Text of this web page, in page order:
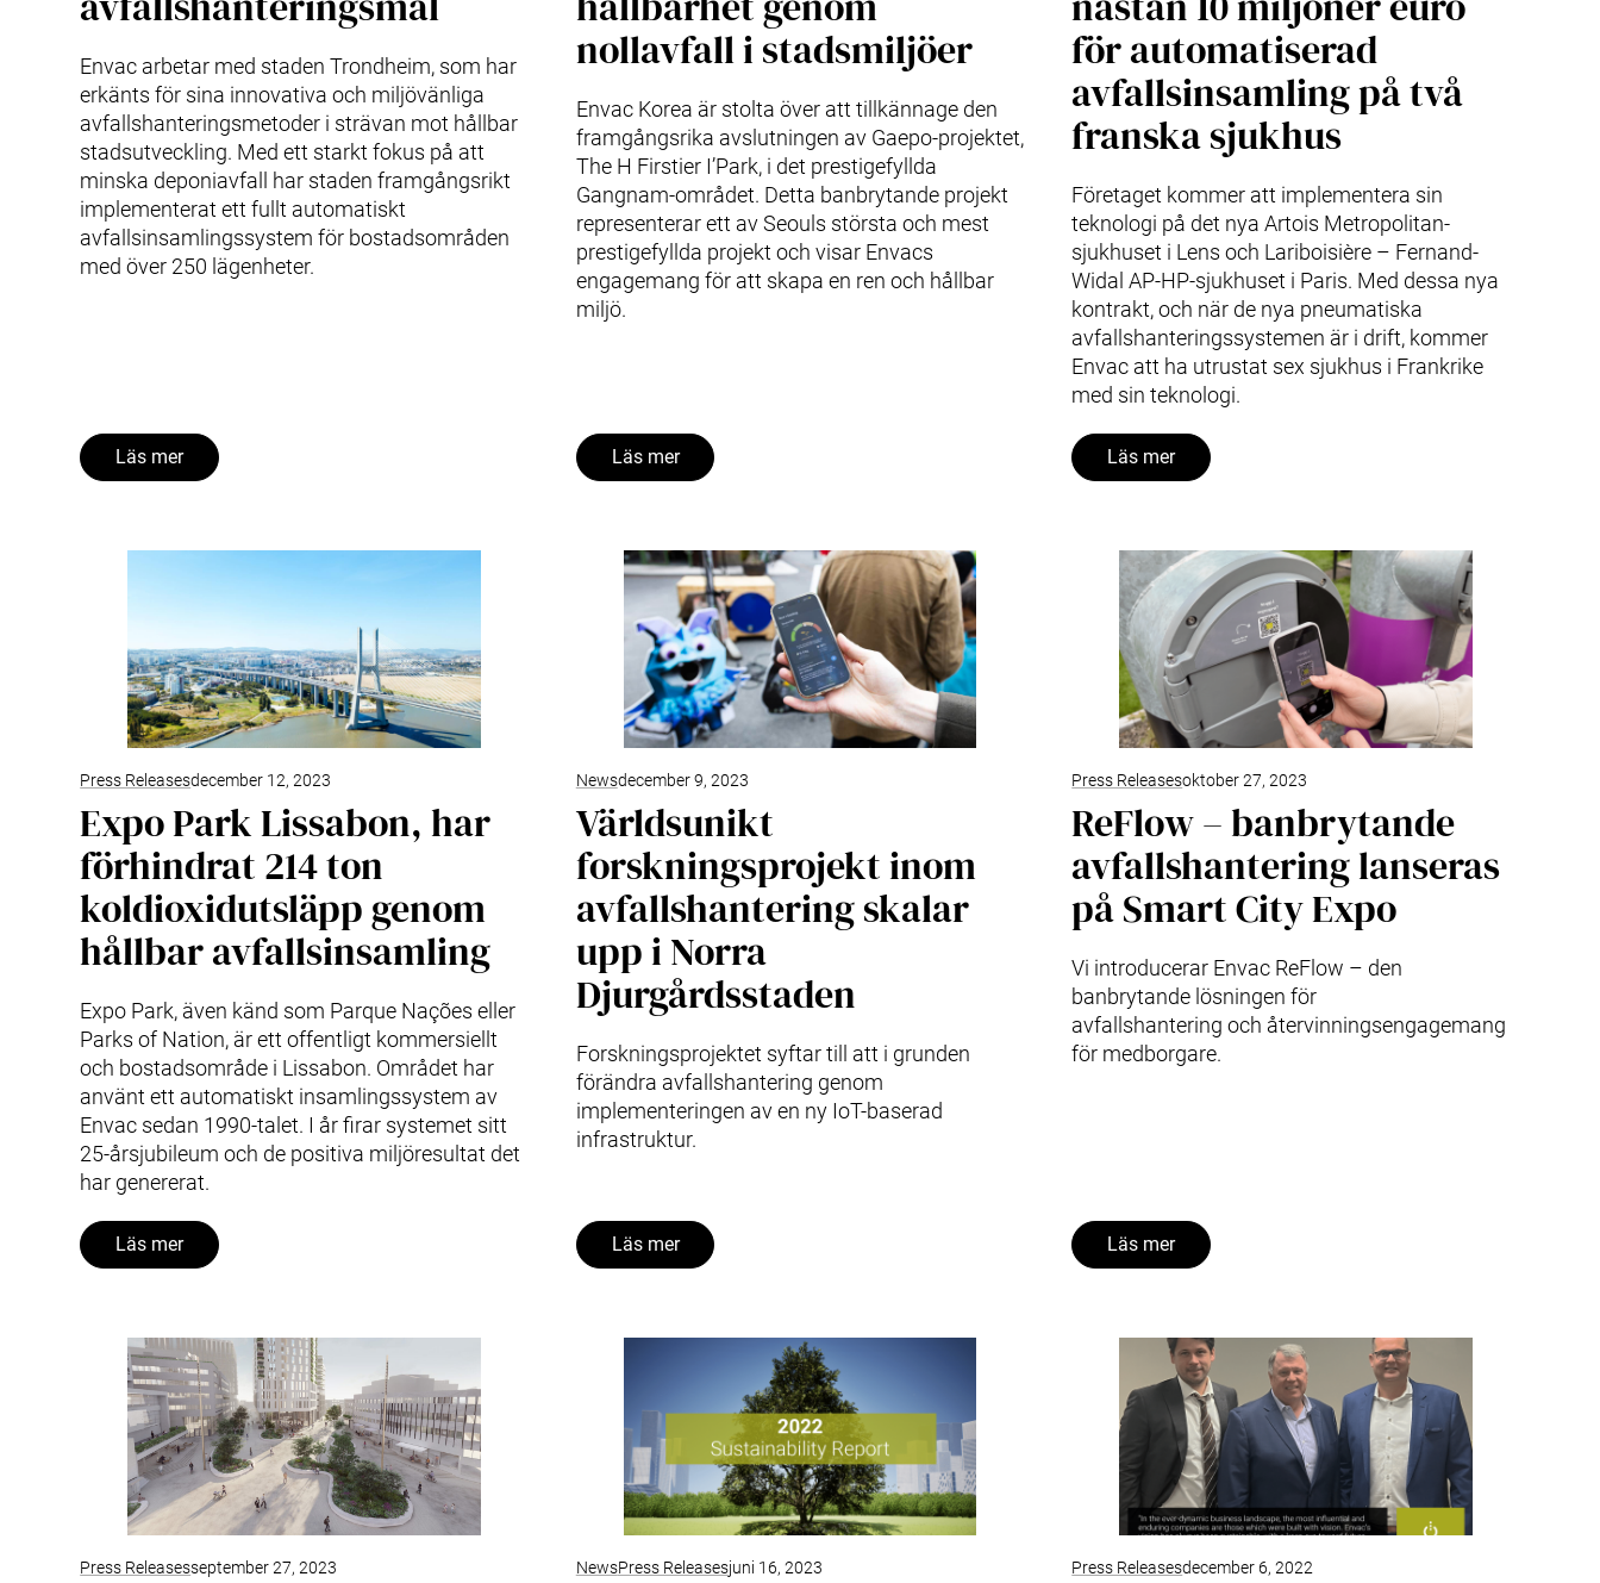
Envac arbetar med staden Trondheim, som har
erkänts för sina innovativa och miljövänliga
avfallshanteringsmetoder i strävan mot hållbar
stadsutveckling. Med ett starkt fokus på att
minska deponiavfall har staden framgångsrikt
implementerat ett fullt automatiskt
avfallsinsamlingssystem för bostadsområden
med över 250 lägenheter.
Läs mer
nollavfall i stadsmiljöer
Envac Korea är stolta över att tillkännage den
framgångsrika avslutningen av Gaepo-projektet,
The H Firstier I’Park, i det prestigefyllda
Gangnam-området. Detta banbrytande projekt
representerar ett av Seouls största och mest
prestigefyllda projekt och visar Envacs
engagemang för att skapa en ren och hållbar
miljö.
Läs mer
för automatiserad
avfallsinsamling på två
franska sjukhus
Företaget kommer att implementera sin
teknologi på det nya Artois Metropolitan-
sjukhuset i Lens och Lariboisière – Fernand-
Widal AP-HP-sjukhuset i Paris. Med dessa nya
kontrakt, och när de nya pneumatiska
avfallshanteringssystemen är i drift, kommer
Envac att ha utrustat sex sjukhus i Frankrike
med sin teknologi.
Läs mer
Press Releasesdecember 12, 2023
Expo Park Lissabon, har
förhindrat 214 ton
koldioxidutsläpp genom
hållbar avfallsinsamling
Expo Park, även känd som Parque Nações eller
Parks of Nation, är ett offentligt kommersiellt
och bostadsområde i Lissabon. Området har
använt ett automatiskt insamlingssystem av
Envac sedan 1990-talet. I år firar systemet sitt
25-årsjubileum och de positiva miljöresultat det
har genererat.
Läs mer
Newsdecember 9, 2023
Världsunikt
forskningsprojekt inom
avfallshantering skalar
upp i Norra
Djurgårdsstaden
Forskningsprojektet syftar till att i grunden
förändra avfallshantering genom
implementeringen av en ny IoT-baserad
infrastruktur.
Läs mer
Press Releasesoktober 27, 2023
ReFlow – banbrytande
avfallshantering lanseras
på Smart City Expo
Vi introducerar Envac ReFlow – den
banbrytande lösningen för
avfallshantering och återvinningsengagemang
för medborgare.
Läs mer
Press Releasesseptember 27, 2023 NewsPress Releasesjuni 16, 2023 Press Releasesdecember 6, 2022